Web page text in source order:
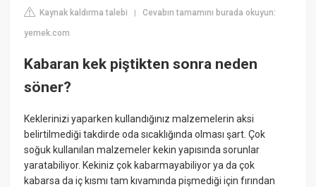
Kaynak kaldırma talebi |Cevabın tamamını burada okuyun:
yemek.com
Kabaran kek piştikten sonra neden
söner?
Keklerinizi yaparken kullandığınız malzemelerin aksi
belirtilmediği takdirde oda sıcaklığında olması şart. Çok
soğuk kullanılan malzemeler kekin yapısında sorunlar
yaratabiliyor. Kekiniz çok kabarmayabiliyor ya da çok
kabarsa da iç kısmı tam kıvamında pişmediği için fırından